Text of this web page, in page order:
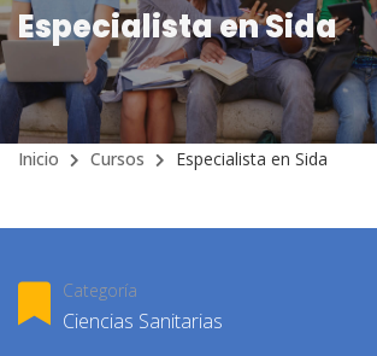
Especialista en Sida
Inicio Cursos Especialista en Sida
Categoría
Ciencias Sanitarias